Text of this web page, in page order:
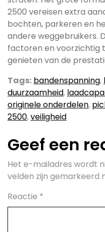
2500 vereisen extra
bochten, parkeren en
andere weggebruikers.
factoren en voorzichtig
genieten van de
Tags: bandenspanning,
duurzaamheid,
originele onderdelen,
2500,veiligheid
Geef een
Het e-mailadres wordt
velden zijn gemarkeerd
Reactie *